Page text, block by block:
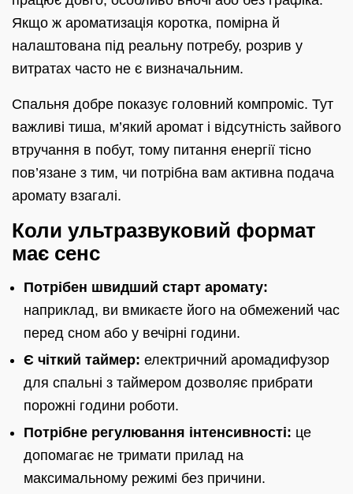
Якщо ж ароматизація коротка, помірна й
налаштована під реальну потребу, розрив у
витратах часто не є визначальним.
Спальня добре показує головний компроміс. Тут
важливі тиша, м’який аромат і відсутність зайвого
втручання в побут, тому питання енергії тісно
пов’язане з тим, чи потрібна вам активна подача
аромату взагалі.
Коли ультразвуковий формат
має сенс
Потрібен швидший старт аромату:
наприклад, ви вмикаєте його на обмежений час
перед сном або у вечірні години.
Є чіткий таймер: електричний аромадифузор
для спальні з таймером дозволяє прибрати
порожні години роботи.
Потрібне регулювання інтенсивності: це
допомагає не тримати прилад на
максимальному режимі без причини.